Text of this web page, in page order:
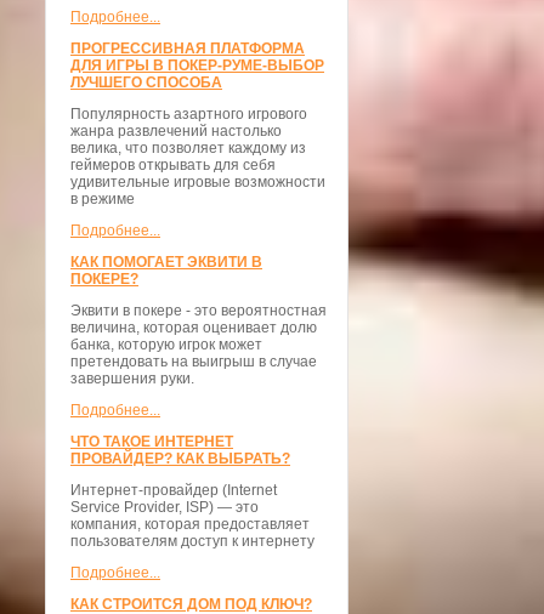
Подробнее...
ПРОГРЕССИВНАЯ ПЛАТФОРМА
ДЛЯ ИГРЫ В ПОКЕР-РУМЕ-ВЫБОР
ЛУЧШЕГО СПОСОБА
Популярность азартного игрового
жанра развлечений настолько
велика, что позволяет каждому из
геймеров открывать для себя
удивительные игровые возможности
в режиме
Подробнее...
КАК ПОМОГАЕТ ЭКВИТИ В
ПОКЕРЕ?
Эквити в покере - это вероятностная
величина, которая оценивает долю
банка, которую игрок может
претендовать на выигрыш в случае
завершения руки.
Подробнее...
ЧТО ТАКОЕ ИНТЕРНЕТ
ПРОВАЙДЕР? КАК ВЫБРАТЬ?
Интернет-провайдер (Internet
Service Provider, ISP) — это
компания, которая предоставляет
пользователям доступ к интернету
Подробнее...
КАК СТРОИТСЯ ДОМ ПОД КЛЮЧ?